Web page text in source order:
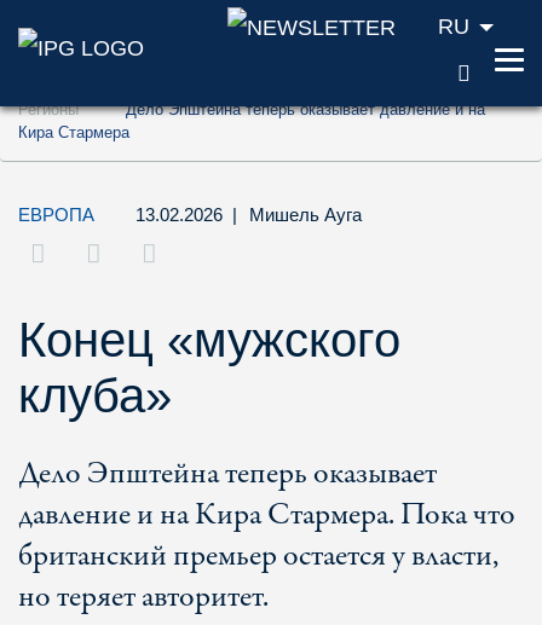
Перейти к содержанию (ключ доступа
Перейти к поиску (ключ доступа '2')
RU
Регионы
Дело Эпштейна теперь оказывает давление и на
Кира Стармера
ЕВРОПА 13.02.2026 | Мишель Ауга
Конец «мужского
клуба»
Дело Эпштейна теперь оказывает
давление и на Кира Стармера. Пока что
британский премьер остается у власти,
но теряет авторитет.